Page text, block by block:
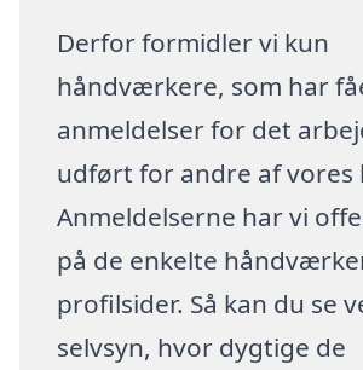
Derfor formidler vi kun
håndværkere, som har
anmeldelser for det
udført for andre af vores
Anmeldelserne har vi
på de enkelte
profilsider. Så kan du se
selvsyn, hvor dygtige de